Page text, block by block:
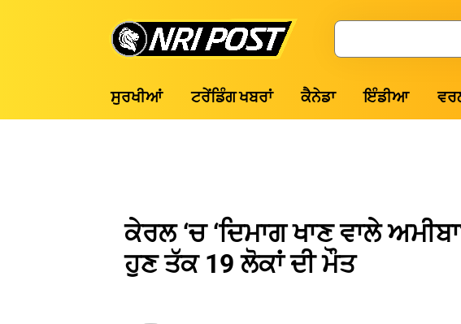
Post
Search
ਸੁਰਖੀਆਂ ਟਰੇਂਡਿੰਗ ਖਬਰਾਂ ਕੈਨੇਡਾ ਇੰਡੀਆ
ਕੇਰਲ ‘ਚ ‘ਦਿਮਾਗ ਖਾਣ ਵਾਲੇ
ਹੁਣ ਤੱਕ 19 ਲੋਕਾਂ ਦੀ ਮੌਤ